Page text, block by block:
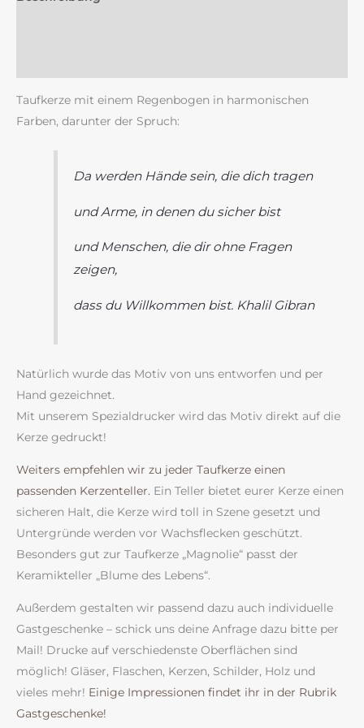
Taufkerze mit einem Regenbogen in harmonischen
Farben, darunter der Spruch:
Da werden Hände sein, die dich tragen
und Arme, in denen du sicher bist
und Menschen, die dir ohne Fragen
zeigen,
dass du Willkommen bist. Khalil Gibran
Natürlich wurde das Motiv von uns entworfen und per
Hand gezeichnet.
Mit unserem Spezialdrucker wird das Motiv direkt auf die
Kerze gedruckt!
Weiters empfehlen wir zu jeder Taufkerze einen
passenden Kerzenteller. Ein Teller bietet eurer Kerze einen
sicheren Halt, die Kerze wird toll in Szene gesetzt und
Untergründe werden vor Wachsflecken geschützt.
Besonders gut zur Taufkerze „Magnolie“ passt der
Keramikteller „Blume des Lebens“.
Außerdem gestalten wir passend dazu auch individuelle
Gastgeschenke – schick uns deine Anfrage dazu bitte per
Mail! Drucke auf verschiedenste Oberflächen sind
möglich! Gläser, Flaschen, Kerzen, Schilder, Holz und
vieles mehr! Einige Impressionen findet ihr in der Rubrik
Gastgeschenke!